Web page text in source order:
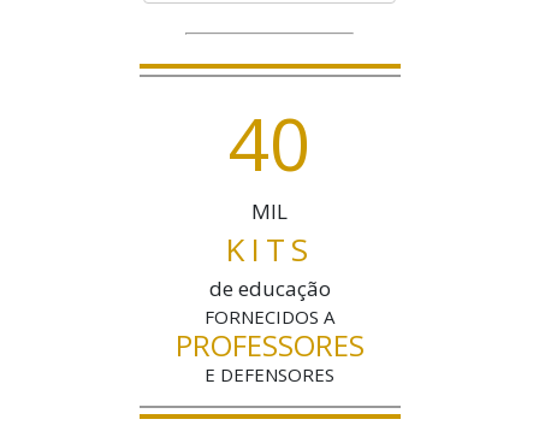
40
MIL
KITS
de educação
FORNECIDOS A
PROFESSORES
E DEFENSORES